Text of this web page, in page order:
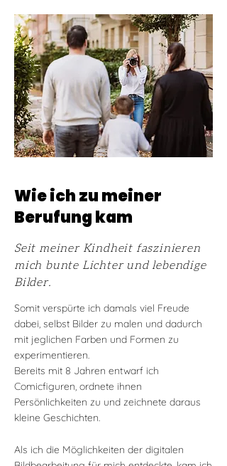
Wie ich zu meiner
Berufung kam
Seit meiner Kindheit faszinieren
mich bunte Lichter und lebendige
Bilder.
Somit verspürte ich damals viel Freude
dabei, selbst Bilder zu malen und dadurch
mit jeglichen Farben und Formen zu
experimentieren.
Bereits mit 8 Jahren entwarf ich
Comicfiguren, ordnete ihnen
Persönlichkeiten zu und zeichnete daraus
kleine Geschichten.
Als ich die Möglichkeiten der digitalen